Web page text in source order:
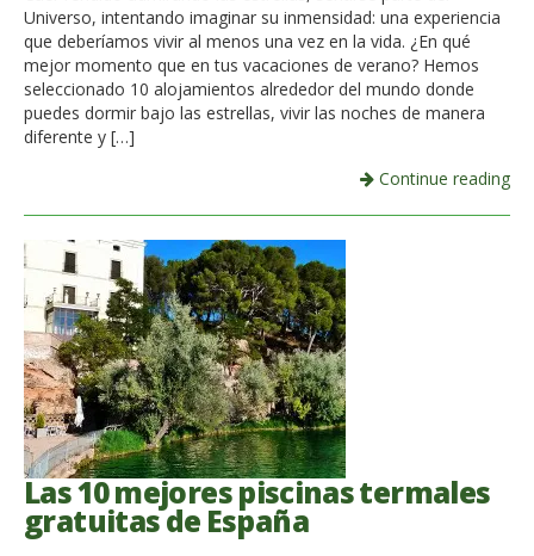
Universo, intentando imaginar su inmensidad: una experiencia
que deberíamos vivir al menos una vez en la vida. ¿En qué
mejor momento que en tus vacaciones de verano? Hemos
seleccionado 10 alojamientos alrededor del mundo donde
puedes dormir bajo las estrellas, vivir las noches de manera
diferente y […]
Continue reading
Las 10 mejores piscinas termales
gratuitas de España